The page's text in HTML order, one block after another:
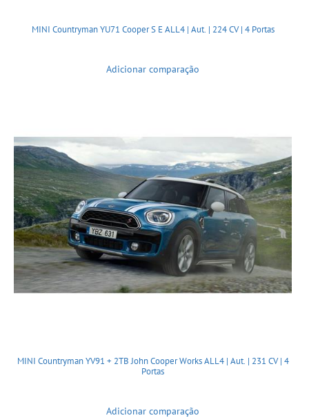
MINI Countryman YU71 Cooper S E ALL4 | Aut. | 224 CV | 4 Portas
Adicionar comparação
MINI Countryman YV91 + 2TB John Cooper Works ALL4 | Aut. | 231 CV | 4
Portas
Adicionar comparação